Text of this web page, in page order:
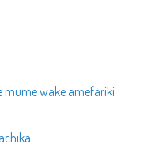
wake amefariki